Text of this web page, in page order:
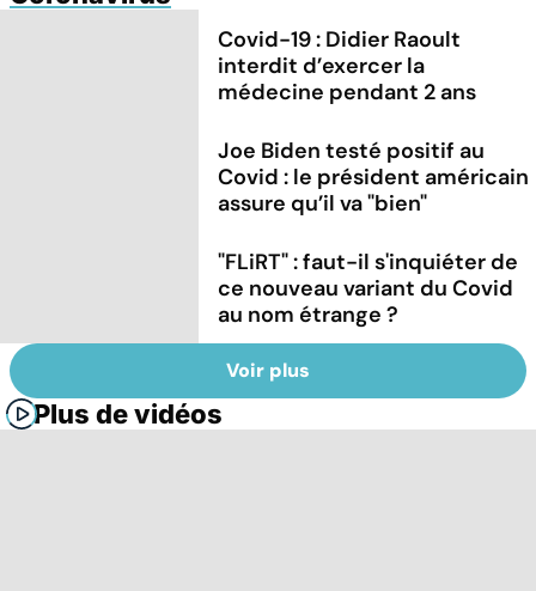
Covid-19 : Didier Raoult
interdit d’exercer la
médecine pendant 2 ans
Joe Biden testé positif au
Covid : le président américain
assure qu’il va "bien"
"FLiRT" : faut-il s'inquiéter de
ce nouveau variant du Covid
au nom étrange ?
Voir plus
Plus de vidéos